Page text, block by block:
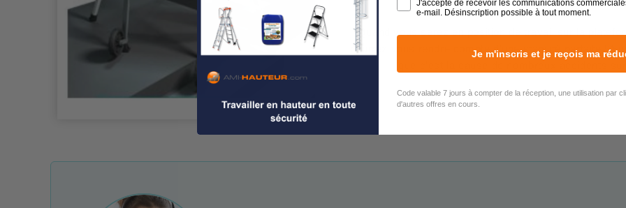
Quand vous serez en position de travail sur la
pourrez vous rendre compte d'une stabilité parfaite !
que c'est la cause de nombreux accidents
J'accepte de recevoir les communications
e-mail. Désinscription possible à tout moment.
Je m'inscris et je reçois ma
Code valable 7 jours à compter de la réception, une utilisation par
d'autres offres en cours.